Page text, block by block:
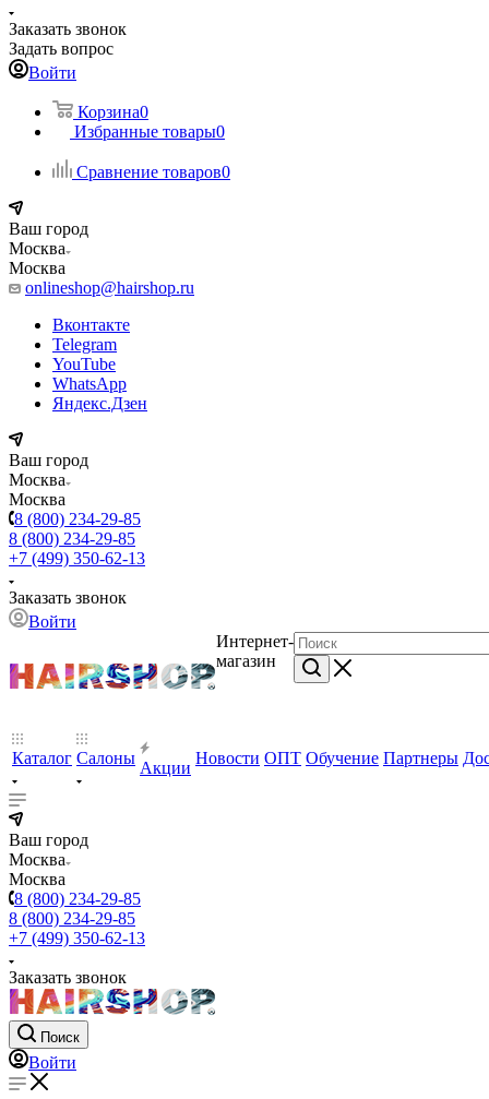
Заказать звонок
Задать вопрос
Войти
Корзина0
Избранные товары0
Сравнение товаров0
Ваш город
Москва
Москва
onlineshop@hairshop.ru
Вконтакте
Telegram
YouTube
WhatsApp
Яндекс.Дзен
Ваш город
Москва
Москва
8 (800) 234-29-85
8 (800) 234-29-85
+7 (499) 350-62-13
Заказать звонок
Войти
Интернет-
магазин
Каталог Салоны
Акции
Новости ОПТ Обучение Партнеры
Ваш город
Москва
Москва
8 (800) 234-29-85
8 (800) 234-29-85
+7 (499) 350-62-13
Заказать звонок
Поиск
Войти